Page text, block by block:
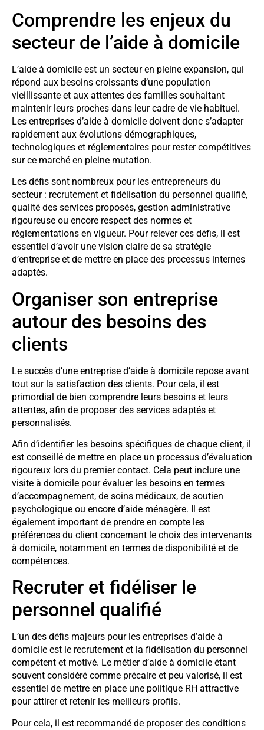
Comprendre les enjeux du
secteur de l’aide à domicile
L’aide à domicile est un secteur en pleine expansion, qui
répond aux besoins croissants d’une population
vieillissante et aux attentes des familles souhaitant
maintenir leurs proches dans leur cadre de vie habituel.
Les entreprises d’aide à domicile doivent donc s’adapter
rapidement aux évolutions démographiques,
technologiques et réglementaires pour rester compétitives
sur ce marché en pleine mutation.
Les défis sont nombreux pour les entrepreneurs du
secteur : recrutement et fidélisation du personnel qualifié,
qualité des services proposés, gestion administrative
rigoureuse ou encore respect des normes et
réglementations en vigueur. Pour relever ces défis, il est
essentiel d’avoir une vision claire de sa stratégie
d’entreprise et de mettre en place des processus internes
adaptés.
Organiser son entreprise
autour des besoins des
clients
Le succès d’une entreprise d’aide à domicile repose avant
tout sur la satisfaction des clients. Pour cela, il est
primordial de bien comprendre leurs besoins et leurs
attentes, afin de proposer des services adaptés et
personnalisés.
Afin d’identifier les besoins spécifiques de chaque client, il
est conseillé de mettre en place un processus d’évaluation
rigoureux lors du premier contact. Cela peut inclure une
visite à domicile pour évaluer les besoins en termes
d’accompagnement, de soins médicaux, de soutien
psychologique ou encore d’aide ménagère. Il est
également important de prendre en compte les
préférences du client concernant le choix des intervenants
à domicile, notamment en termes de disponibilité et de
compétences.
Recruter et fidéliser le
personnel qualifié
L’un des défis majeurs pour les entreprises d’aide à
domicile est le recrutement et la fidélisation du personnel
compétent et motivé. Le métier d’aide à domicile étant
souvent considéré comme précaire et peu valorisé, il est
essentiel de mettre en place une politique RH attractive
pour attirer et retenir les meilleurs profils.
Pour cela, il est recommandé de proposer des conditions